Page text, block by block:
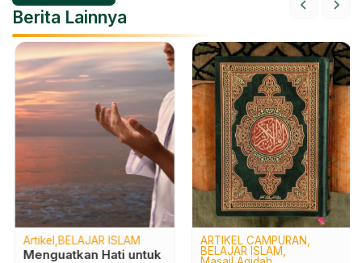
Berita Lainnya
Artikel BELAJAR ISLAM
Menguatkan Hati untuk
ARTIKEL CAMPURAN
BELAJAR ISLAM